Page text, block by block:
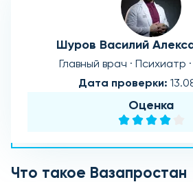
Шуров Василий
Главный врач · Психиатр
Дата проверки:
Оценка
Что такое Вазапростан